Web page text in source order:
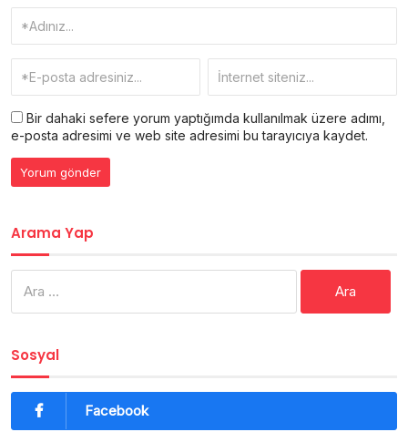
Bir dahaki sefere yorum yaptığımda kullanılmak üzere adımı,
e-posta adresimi ve web site adresimi bu tarayıcıya kaydet.
Arama Yap
Sosyal
Facebook